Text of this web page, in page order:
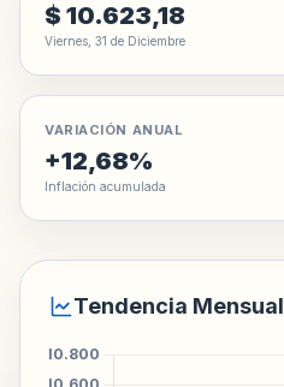
$ 10.623,18
Viernes, 31 de Diciembre
VARIACIÓN ANUAL
+12,68%
Inflación acumulada
Tendencia Mensual